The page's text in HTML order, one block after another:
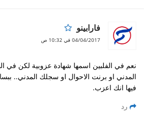
فارابينو
04/04/2017 في 10:32 ص
نعم في الفلبين اسمها شهادة عزوبية لكن في
المدني او برنت الاحوال او سجلك المدني..
فيها انك اعزب.
رد